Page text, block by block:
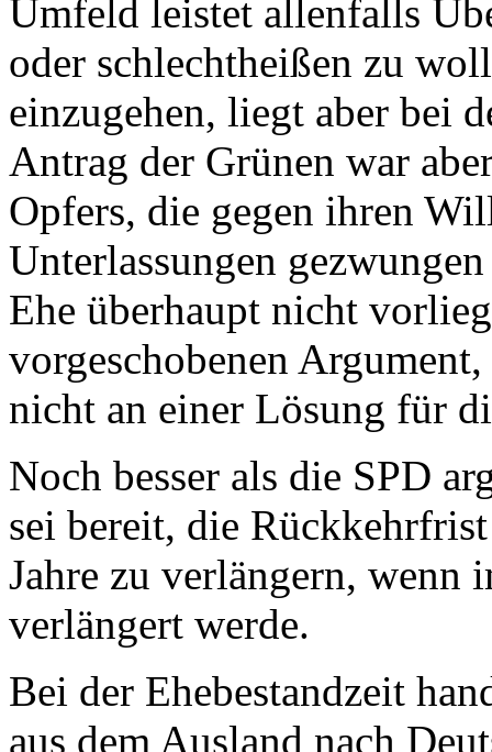
Umfeld leistet allenfalls
oder schlechtheißen zu
einzugehen, liegt aber bei
Antrag der Grünen war
Opfers, die gegen ihren
Unterlassungen
Ehe überhaupt nicht
vorgeschobenen
nicht an einer Lösung für
Noch besser als die SPD
sei bereit, die
Jahre zu verlängern, wenn
verlängert werde.
Bei der Ehebestandzeit
aus dem Ausland nach